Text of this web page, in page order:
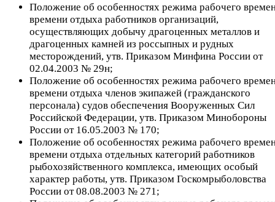
Положение об особенностях режима рабочего
времени отдыха работников организаций,
осуществляющих добычу драгоценных металлов и
драгоценных камней из россыпных и рудных
месторождений, утв. Приказом Минфина России от
02.04.2003 № 29н;
Положение об особенностях режима рабочего
времени отдыха членов экипажей (гражданского
персонала) судов обеспечения Вооруженных Сил
Российской Федерации, утв. Приказом Минобороны
России от 16.05.2003 № 170;
Положение об особенностях режима рабочего
времени отдыха отдельных категорий работников
рыбохозяйственного комплекса, имеющих особый
характер работы, утв. Приказом Госкомрыболовства
России от 08.08.2003 № 271;